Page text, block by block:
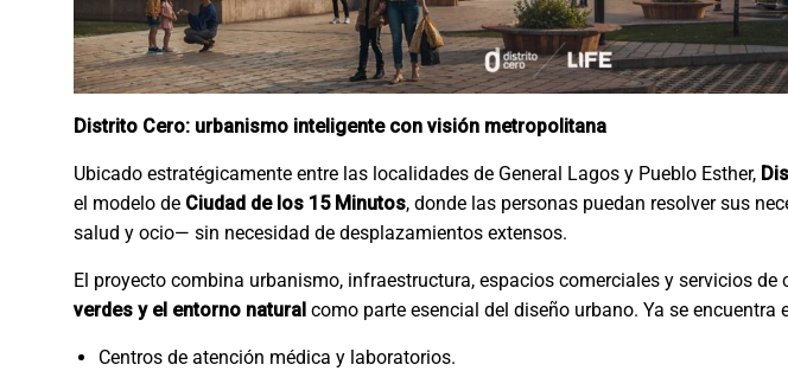
Distrito Cero: urbanismo inteligente con visión metropolitana
Ubicado estratégicamente entre las localidades de General Lagos y Pueblo Esther,
el modelo de Ciudad de los 15 Minutos, donde las personas puedan resolver sus
salud y ocio— sin necesidad de desplazamientos extensos.
El proyecto combina urbanismo, infraestructura, espacios comerciales y servicios de
verdes y el entorno natural como parte esencial del diseño urbano. Ya se
Centros de atención médica y laboratorios.